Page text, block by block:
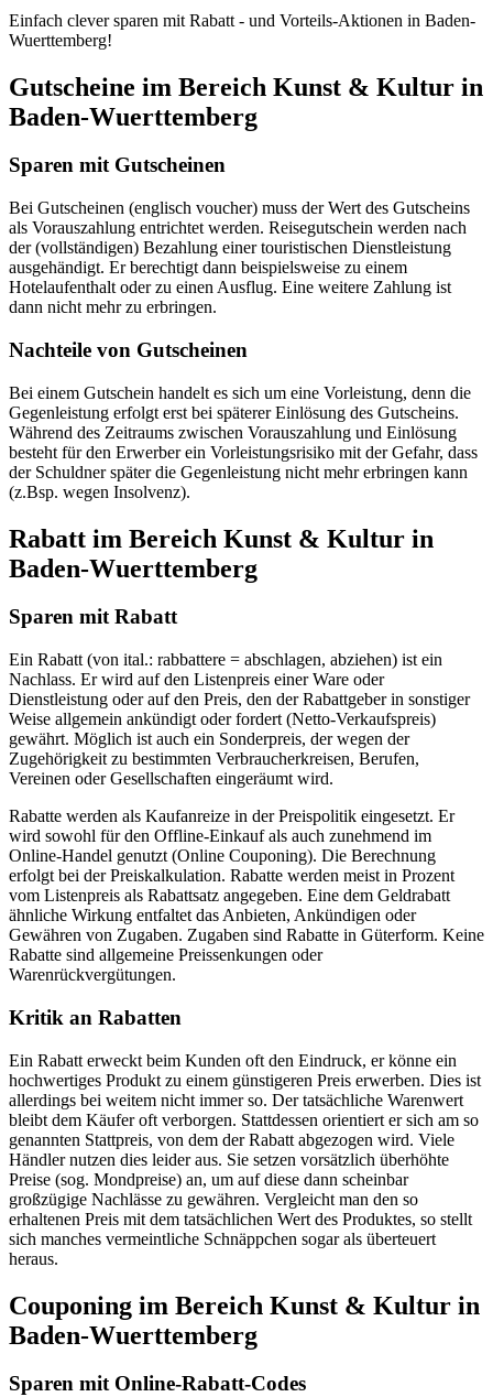
Einfach clever sparen mit Rabatt - und Vorteils-Aktionen in Baden-
Wuerttemberg!
Gutscheine im Bereich Kunst & Kultur in
Baden-Wuerttemberg
Sparen mit Gutscheinen
Bei Gutscheinen (englisch voucher) muss der Wert des Gutscheins
als Vorauszahlung entrichtet werden. Reisegutschein werden nach
der (vollständigen) Bezahlung einer touristischen Dienstleistung
ausgehändigt. Er berechtigt dann beispielsweise zu einem
Hotelaufenthalt oder zu einen Ausflug. Eine weitere Zahlung ist
dann nicht mehr zu erbringen.
Nachteile von Gutscheinen
Bei einem Gutschein handelt es sich um eine Vorleistung, denn die
Gegenleistung erfolgt erst bei späterer Einlösung des Gutscheins.
Während des Zeitraums zwischen Vorauszahlung und Einlösung
besteht für den Erwerber ein Vorleistungsrisiko mit der Gefahr, dass
der Schuldner später die Gegenleistung nicht mehr erbringen kann
(z.Bsp. wegen Insolvenz).
Rabatt im Bereich Kunst & Kultur in
Baden-Wuerttemberg
Sparen mit Rabatt
Ein Rabatt (von ital.: rabbattere = abschlagen, abziehen) ist ein
Nachlass. Er wird auf den Listenpreis einer Ware oder
Dienstleistung oder auf den Preis, den der Rabattgeber in sonstiger
Weise allgemein ankündigt oder fordert (Netto-Verkaufspreis)
gewährt. Möglich ist auch ein Sonderpreis, der wegen der
Zugehörigkeit zu bestimmten Verbraucherkreisen, Berufen,
Vereinen oder Gesellschaften eingeräumt wird.
Rabatte werden als Kaufanreize in der Preispolitik eingesetzt. Er
wird sowohl für den Offline-Einkauf als auch zunehmend im
Online-Handel genutzt (Online Couponing). Die Berechnung
erfolgt bei der Preiskalkulation. Rabatte werden meist in Prozent
vom Listenpreis als Rabattsatz angegeben. Eine dem Geldrabatt
ähnliche Wirkung entfaltet das Anbieten, Ankündigen oder
Gewähren von Zugaben. Zugaben sind Rabatte in Güterform. Keine
Rabatte sind allgemeine Preissenkungen oder
Warenrückvergütungen.
Kritik an Rabatten
Ein Rabatt erweckt beim Kunden oft den Eindruck, er könne ein
hochwertiges Produkt zu einem günstigeren Preis erwerben. Dies ist
allerdings bei weitem nicht immer so. Der tatsächliche Warenwert
bleibt dem Käufer oft verborgen. Stattdessen orientiert er sich am so
genannten Stattpreis, von dem der Rabatt abgezogen wird. Viele
Händler nutzen dies leider aus. Sie setzen vorsätzlich überhöhte
Preise (sog. Mondpreise) an, um auf diese dann scheinbar
großzügige Nachlässe zu gewähren. Vergleicht man den so
erhaltenen Preis mit dem tatsächlichen Wert des Produktes, so stellt
sich manches vermeintliche Schnäppchen sogar als überteuert
heraus.
Couponing im Bereich Kunst & Kultur in
Baden-Wuerttemberg
Sparen mit Online-Rabatt-Codes